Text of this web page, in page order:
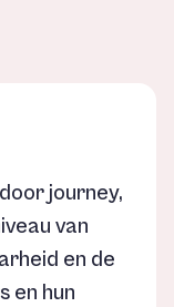
journey,
van
en de
en hun